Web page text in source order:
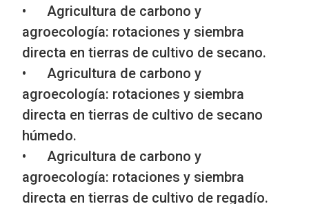
• Agricultura de carbono y
agroecología: rotaciones y siembra
directa en tierras de cultivo de secano.
• Agricultura de carbono y
agroecología: rotaciones y siembra
directa en tierras de cultivo de secano
húmedo.
• Agricultura de carbono y
agroecología: rotaciones y siembra
directa en tierras de cultivo de regadío.